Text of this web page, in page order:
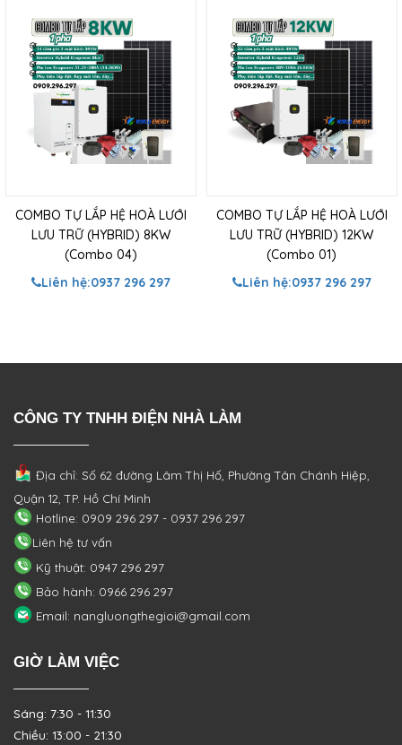
COMBO TỰ LẮP HỆ HOÀ LƯỚI
LƯU TRỮ (HYBRID) 8KW
(Combo 04)
Liên hệ:0937 296 297
COMBO TỰ LẮP HỆ HOÀ LƯỚI
LƯU TRỮ (HYBRID) 12KW
(Combo 01)
Liên hệ:0937 296 297
CÔNG TY TNHH ĐIỆN NHÀ LÀM
Địa chỉ: Số 62 đường Lâm Thị Hố, PhườngTân Chánh Hiệp,
Quận 12, TP. Hồ Chí Minh
Hotline: 0909 296 297 - 0937 296 297
Liên hệ tư vấn
Kỹ thuật: 0947 296 297
Bảo hành: 0966 296 297
Email: nangluongthegioi@gmail.com
GIỜ LÀM VIỆC
Sáng: 7:30 - 11:30
Chiều: 13:00 - 21:30